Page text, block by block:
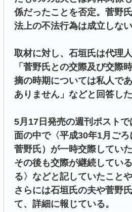
係だったことを否定。菅野
法上の不法行為は成立しな
取材に対し、石垣氏は代理
「菅野氏との交際及び交際
摘の時期については私人で
ありません」などと回答した
5月17日発売の週刊ポスト
面の中で〈平成30年1月ご
菅野氏）が一時交際してい
その後も交際が継続してい
る〉などと記していたこと
さらには石垣氏の夫や菅野
て、詳細に報じている。